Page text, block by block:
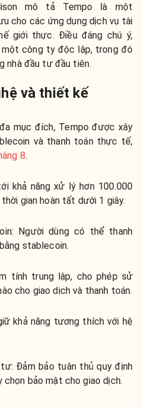
mô tả Tempo là một
cho các ứng dụng dịch vụ tài
giới thực. Điều đáng chú ý,
công ty độc lập, trong đó
nhà đầu tư đầu tiên.
và thiết kế
mục đích, Tempo được xây
và thanh toán thực tế,
8.
khả năng xử lý hơn 100.000
gian hoàn tất dưới 1 giây.
Người dùng có thể thanh
stablecoin.
tính trung lập, cho phép sử
cho giao dịch và thanh toán.
khả năng tương thích với hệ
Đảm bảo tuân thủ quy định
bảo mật cho giao dịch.